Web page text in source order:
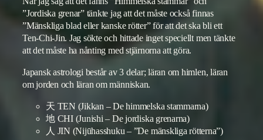
”Jordiska grenar” tänkte jag att det måste också finnas
”Mänskliga blad eller kanske rötter” för att det ska bli ett
Ten-Chi-Jin. Jag sökte och hittade inget speciellt men tänkte
att det måste ha nånting med stjärnorna att göra.
Japansk astrologi består av 3 delar; läran om himlen, läran
om jorden och läran om människan.
天 TEN (Jikkan – De himmelska stammarna)
地 CHI (Junishi – De jordiska grenarna)
人 JIN (Nijūhasshuku – ”De mänskliga rötterna”)